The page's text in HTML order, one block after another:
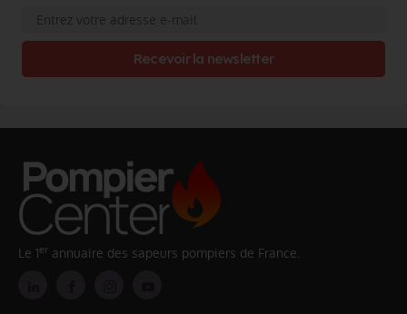
Recevoir la newsletter
Le 1er annuaire des sapeurs pompiers de France.